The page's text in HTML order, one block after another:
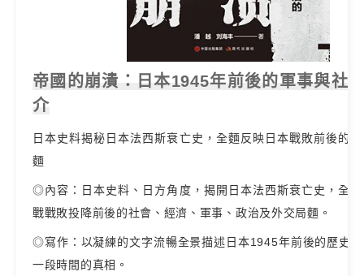
帝國的崩潰：日本1945年前後的軍事與社
介
日本史料揭秘日本法西斯衰亡史，全麵反映日本戰敗前後的
麵
◎內容：日本史料、日方角度，揭開日本法西斯衰亡史，全
戰戰敗投降前後的社會、經濟、軍事、政治及外交局麵。
◎寫作：以凝練的文字流暢全景描述日本1945年前後的歷史
一段時間的真相。